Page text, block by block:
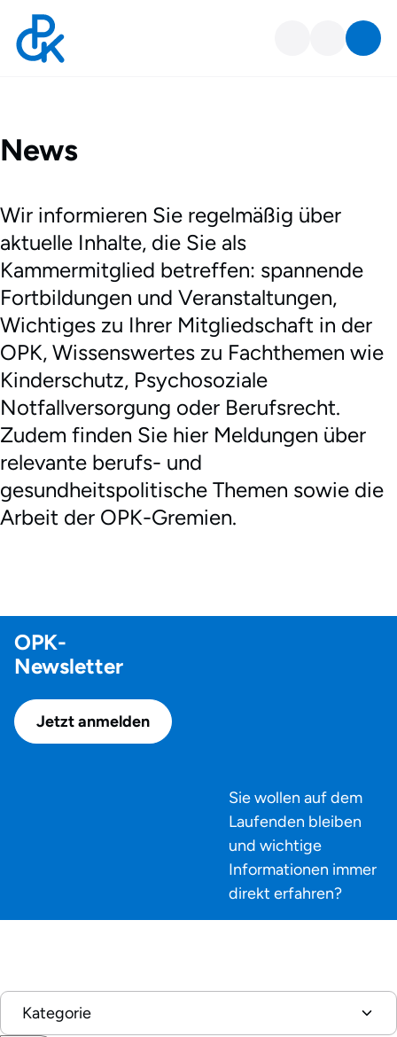
News-Liste
News
Wir informieren Sie regelmäßig über
aktuelle Inhalte, die Sie als
Kammermitglied betreffen: spannende
Fortbildungen und Veranstaltungen,
Wichtiges zu Ihrer Mitgliedschaft in der
OPK, Wissenswertes zu Fachthemen wie
Kinderschutz, Psychosoziale
Notfallversorgung oder Berufsrecht.
Zudem finden Sie hier Meldungen über
relevante berufs- und
gesundheitspolitische Themen sowie die
Arbeit der OPK-Gremien.
OPK-
Newsletter
Sie wollen auf dem
Laufenden bleiben
und wichtige
Informationen immer
direkt erfahren?
Jetzt anmelden
Kategorie